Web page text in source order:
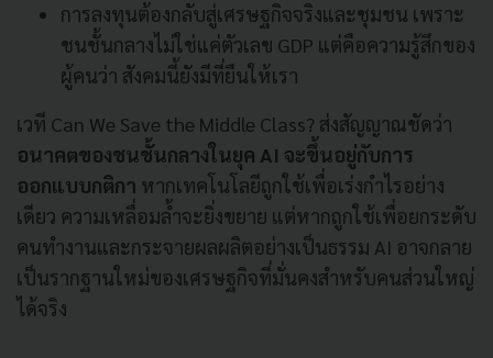
การลงทุนต้องกลับสู่เศรษฐกิจจริงและชุมชน เพราะ
ชนชั้นกลางไม่ใช่แค่ตัวเลข GDP แต่คือความรู้สึกของ
ผู้คนว่า สังคมนี้ยังมีที่ยืนให้เรา
เวที Can We Save the Middle Class? ส่งสัญญาณชัดว่า
อนาคตของชนชั้นกลางในยุค AI จะขึ้นอยู่กับการ
ออกแบบกติกา หากเทคโนโลยีถูกใช้เพื่อเร่งกำไรอย่าง
เดียว ความเหลื่อมล้ำจะยิ่งขยาย แต่หากถูกใช้เพื่อยกระดับ
คนทำงานและกระจายผลผลิตอย่างเป็นธรรม AI อาจกลาย
เป็นรากฐานใหม่ของเศรษฐกิจที่มั่นคงสำหรับคนส่วนใหญ่
ได้จริง